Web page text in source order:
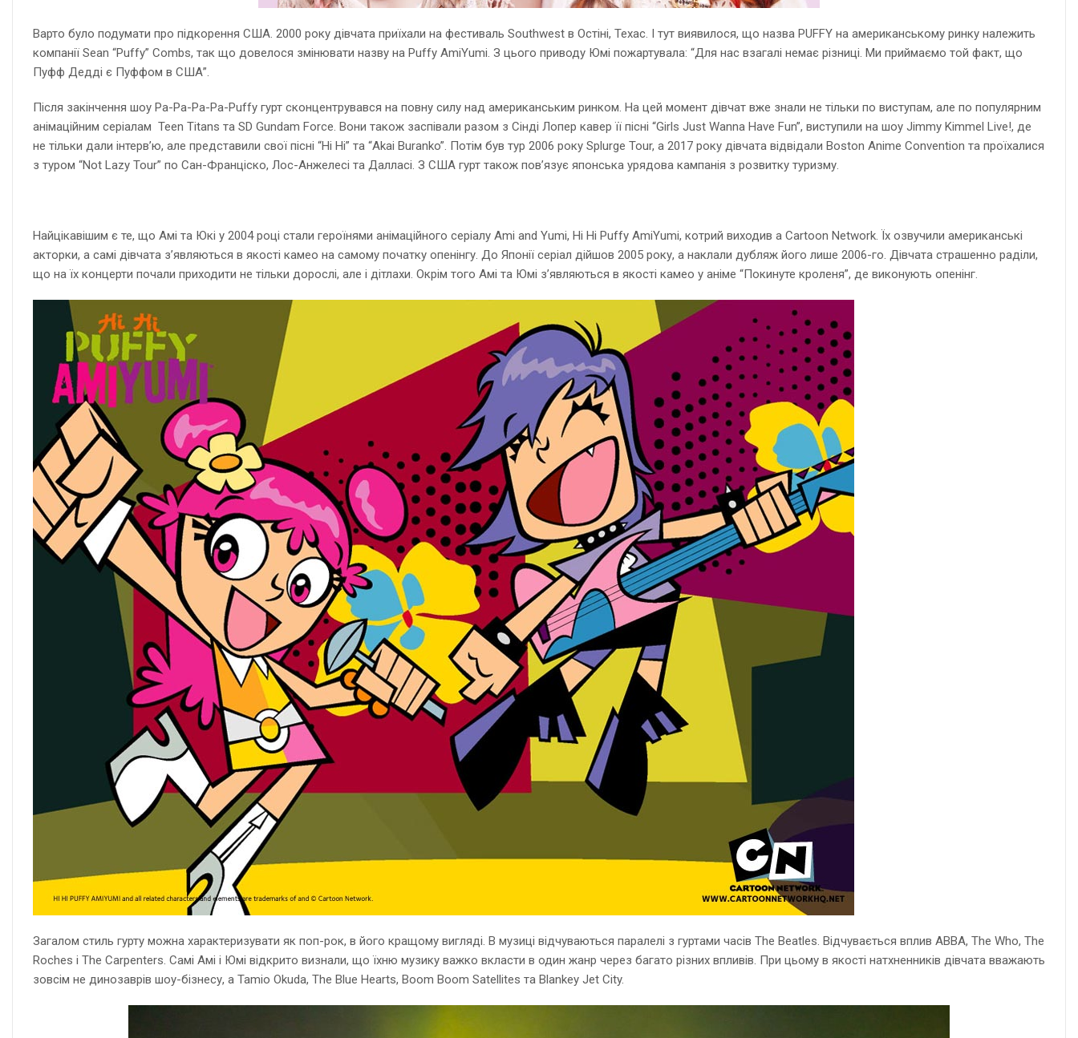
Варто було подумати про підкорення США. 2000 року дівчата приїхали на фестиваль Southwest в Остіні, Техас. І тут виявилося, що назва PUFFY на американському ринку належить
компанії Sean “Puffy” Combs, так що довелося змінювати назву на Puffy AmiYumi. З цього приводу Юмі пожартувала: “Для нас взагалі немає різниці. Ми приймаємо той факт, що
Пуфф Дедді є Пуффом в США”.
Після закінчення шоу Pa-Pa-Pa-Pa-Puffy гурт сконцентрувався на повну силу над американським ринком. На цей момент дівчат вже знали не тільки по виступам, але по популярним
анімаційним серіалам Teen Titans та SD Gundam Force. Вони також заспівали разом з Сінді Лопер кавер її пісні “Girls Just Wanna Have Fun”, виступили на шоу Jimmy Kimmel Live!, де
не тільки дали інтерв’ю, але представили свої пісні “Hi Hi” та “Akai Buranko”. Потім був тур 2006 року Splurge Tour, а 2017 року дівчата відвідали Boston Anime Convention та проїхалися
з туром “Not Lazy Tour” по Сан-Франціско, Лос-Анжелесі та Далласі. З США гурт також пов’язує японська урядова кампанія з розвитку туризму.
Найцікавішим є те, що Амі та Юкі у 2004 році стали героїнями анімаційного серіалу Ami and Yumi, Hi Hi Puffy AmiYumi, котрий виходив а Cartoon Network. Їх озвучили американські
акторки, а самі дівчата з’являються в якості камео на самому початку опенінгу. До Японії серіал дійшов 2005 року, а наклали дубляж його лише 2006-го. Дівчата страшенно раділи,
що на їх концерти почали приходити не тільки дорослі, але і дітлахи. Окрім того Амі та Юмі з’являються в якості камео у аніме “Покинуте кроленя”, де виконують опенінг.
Загалом стиль гурту можна характеризувати як поп-рок, в його кращому вигляді. В музиці відчуваються паралелі з гуртами часів The Beatles. Відчувається вплив ABBA, The Who, The
Roches і The Carpenters. Самі Амі і Юмі відкрито визнали, що їхню музику важко вкласти в один жанр через багато різних впливів. При цьому в якості натхненників дівчата вважають
зовсім не динозаврів шоу-бізнесу, а Tamio Okuda, The Blue Hearts, Boom Boom Satellites та Blankey Jet City.